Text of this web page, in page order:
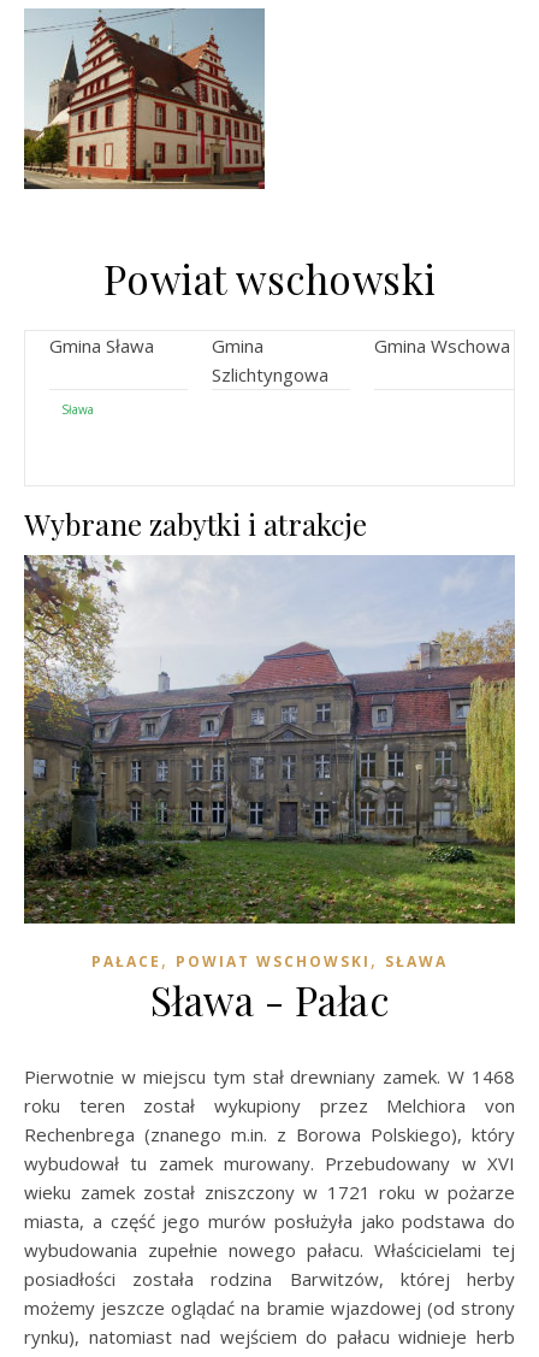
Powiat wschowski
Gmina Sława
Gmina
Szlichtyngowa
Gmina Wschowa
Sława
Wybrane zabytki i atrakcje
PAŁACE , POWIAT WSCHOWSKI , SŁAWA
Sława - Pałac
Pierwotnie w miejscu tym stał drewniany zamek. W 1468
roku teren został wykupiony przez Melchiora von
Rechenbrega (znanego m.in. z Borowa Polskiego), który
wybudował tu zamek murowany. Przebudowany w XVI
wieku zamek został zniszczony w 1721 roku w pożarze
miasta, a część jego murów posłużyła jako podstawa do
wybudowania zupełnie nowego pałacu. Właścicielami tej
posiadłości została rodzina Barwitzów, której herby
możemy jeszcze oglądać na bramie wjazdowej (od strony
rynku), natomiast nad wejściem do pałacu widnieje herb